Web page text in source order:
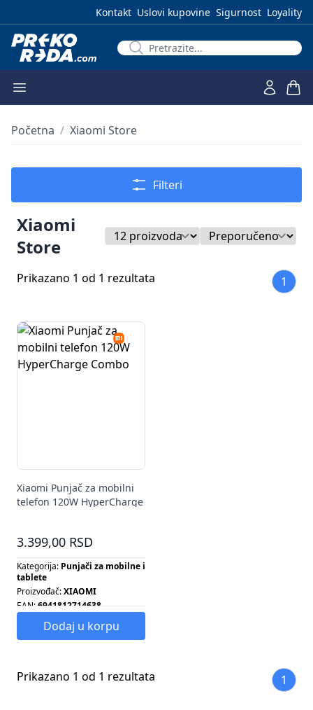
Kontakt Uslovi kupovine Sigurnost Loyality
Početna / Xiaomi Store
Filteri
Xiaomi
Store
Prikazano 1 od 1 rezultata 1
Xiaomi Punjač za mobilni
telefon 120W HyperCharge
3.399,00 RSD
Kategorija: Punjači za mobilne i
tablete
Proizvođač:XIAOMI
EAN:6941812714638
Dodaj u korpu
Prikazano 1 od 1 rezultata 1